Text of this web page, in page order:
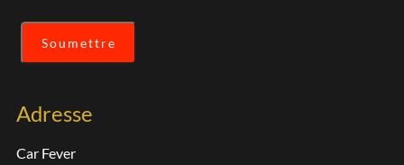
Adresse
Car Fever